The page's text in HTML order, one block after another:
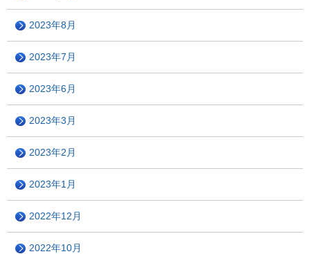
2023年8月
2023年7月
2023年6月
2023年3月
2023年2月
2023年1月
2022年12月
2022年10月